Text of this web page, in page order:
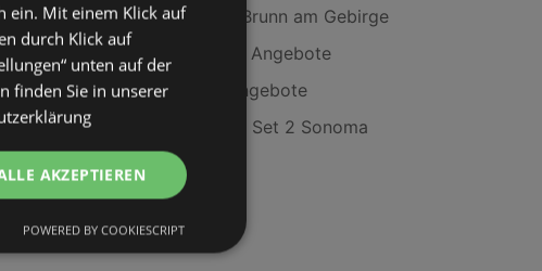
NISSAN Filialen in Brunn am Gebirge
Epic Kapuzenjacke Angebote
Cappuccinatore Angebote
Büro Office Edition Set 2 Sonoma
Eiche/Anthrazit
ein. Mit einem Klick auf
durch Klick auf
unten auf der
finden Sie in unserer
AKZEPTIEREN
POWERED BY COOKIESCRIPT